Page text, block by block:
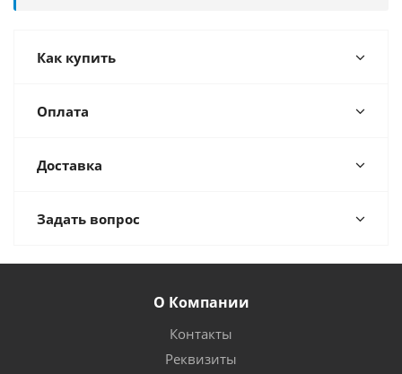
Как купить
Оплата
Доставка
Задать вопрос
О Компании
Контакты
Реквизиты